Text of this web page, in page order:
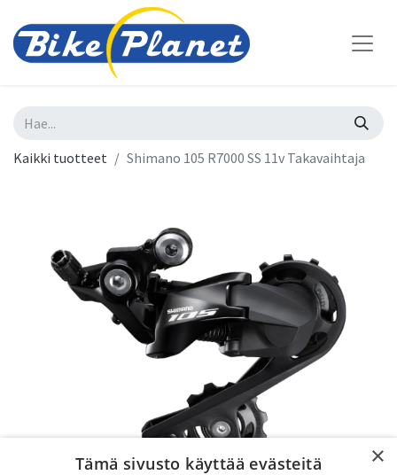
Kaikki tuotteet Shimano 105 R7000 SS 11v Takavaihtaja
×
Tämä sivusto käyttää evästeitä